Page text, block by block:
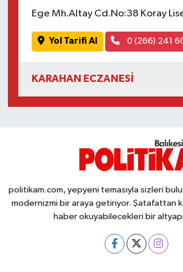
Ege Mh.Altay Cd.No:38 Koray
Yol Tarifi Al 0 (266) 241
KARAHAN ECZANESİ
politikam.com, yepyeni temasıyla sizleri
modernizmi bir araya getiriyor. Şatafattan
haber okuyabilecekleri bir
Susurluk
TARİHTE BUGÜN
TEKNOLOJİ
VİZYONDAKİLER
YAŞAM